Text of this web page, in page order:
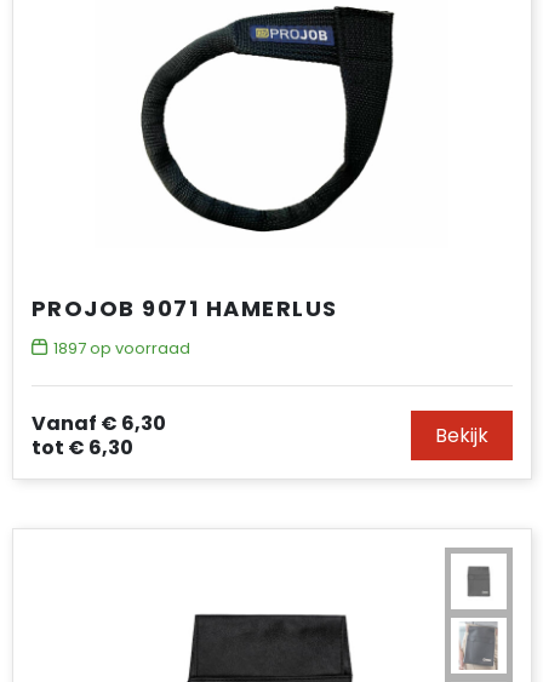
PROJOB 9071 HAMERLUS
1897op voorraad
Vanaf € 6,30
tot € 6,30 Bekijk